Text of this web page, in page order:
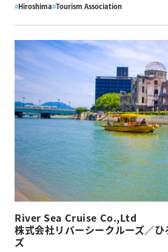
#Hiroshima#Tourism Association
River Sea Cruise Co.,Ltd
株式会社リバーシークルーズ／
ズ